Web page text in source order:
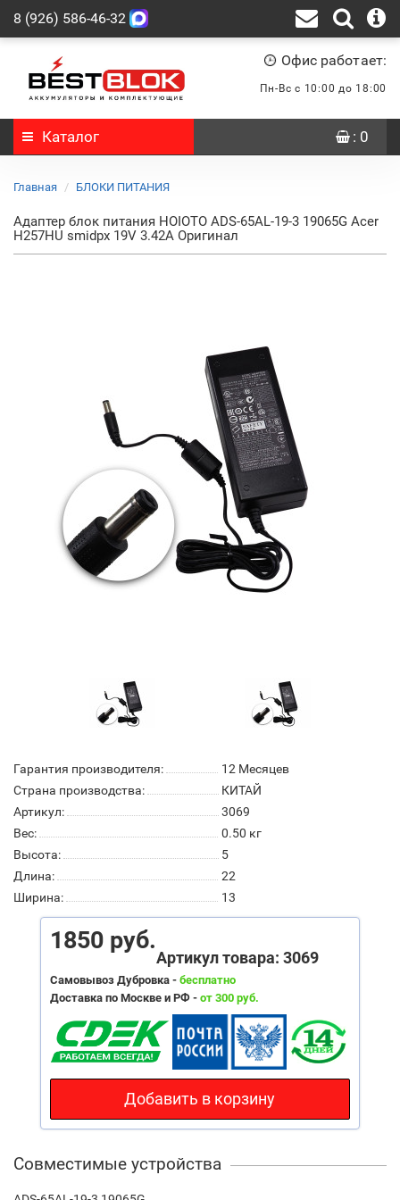
8 (926) 586-46-32
Офис работает:
Пн-Вс с 10:00 до 18:00
Каталог : 0
Главная БЛОКИ ПИТАНИЯ
Адаптер блок питания HOIOTO ADS-65AL-19-3 19065G Acer
H257HU smidpx 19V 3.42A Оригинал
Гарантия производителя:
12 Месяцев
Страна производства:
КИТАЙ
Артикул:
3069
Вес:
0.50 кг
Высота:
5
Длина:
22
Ширина:
13
1850 руб.
Артикул товара: 3069
Самовывоз Дубровка - бесплатно
Доставка по Москве и РФ - от 300 руб.
Добавить в корзину
Совместимые устройства